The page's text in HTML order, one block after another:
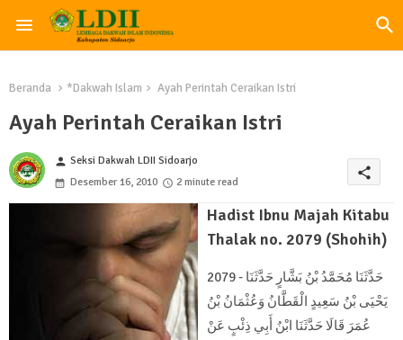
Beranda *Dakwah Islam Ayah Perintah Ceraikan Istri
Ayah Perintah Ceraikan Istri
person Seksi Dakwah LDII Sidoarjo
Desember 16, 2010
2 minute read
share
Hadist Ibnu Majah Kitabu
Thalak no. 2079 (Shohih)
2079 - حَدَّثَنَا مُحَمَّدُ بْنُ بَشَّارٍ حَدَّثَنَا
يَحْيَى بْنُ سَعِيدٍ الْقَطَّانُ وَعُثْمَانُ بْنُ
عُمَرَ قَالَا حَدَّثَنَا ابْنُ أَبِي ذِئْبٍ عَنْ